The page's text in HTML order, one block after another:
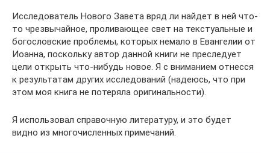
Исследователь Нового Завета вряд ли найдет в ней что-
то чрезвычайное, проливающее свет на текстуальные и
богословские проблемы, которых немало в Евангелии от
Иоанна, поскольку автор данной книги не преследует
цели открыть что-нибудь новое. Я с вниманием отнесся
к результатам других исследований (надеюсь, что при
этом моя книга не потеряла оригинальности).
Я использовал справочную литературу, и это будет
видно из многочисленных примечаний.